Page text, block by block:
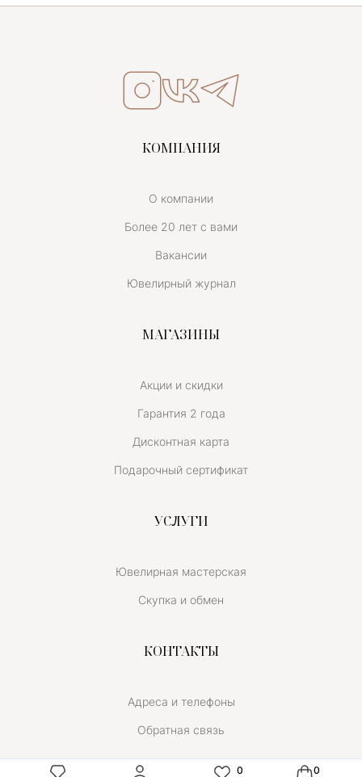
КОМПАНИЯ
О компании
Более 20 лет с вами
Вакансии
Ювелирный журнал
МАГАЗИНЫ
Акции и скидки
Гарантия 2 года
Дисконтная карта
Подарочный сертификат
УСЛУГИ
Ювелирная мастерская
Скупка и обмен
КОНТАКТЫ
Адреса и телефоны
Обратная связь